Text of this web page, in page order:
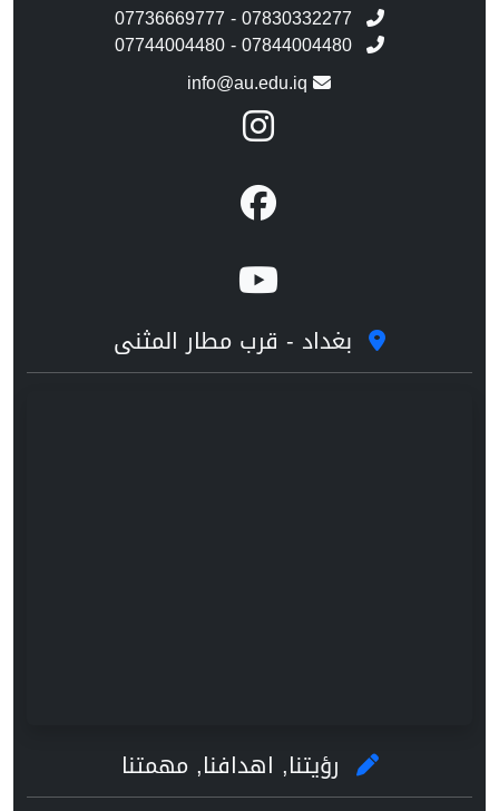
07736669777 - 07830332277
07744004480 - 07844004480
info@au.edu.iq
بغداد - قرب مطار المثنى
رؤيتنا, اهدافنا, مهمتنا